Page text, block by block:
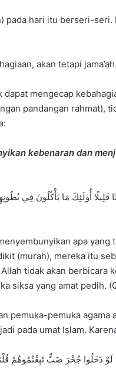
pada hari itu berseri-seri.
akan tetapi
mengecap
pandangan rahmat),
kebenaran dan
apa
(murah), mereka itu
tidak akan berbicara
siksa yang amat pedih.
pemuka-pemuka
pada umat Islam.